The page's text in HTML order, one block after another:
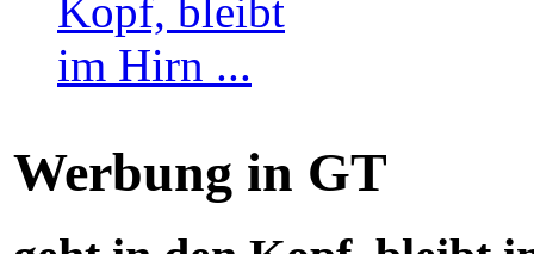
Werbung in GT